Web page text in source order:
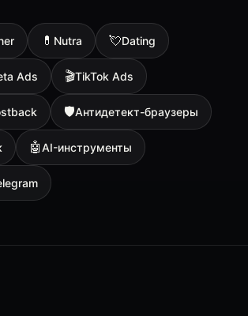
💊 Nutra 💘Dating
Ads 🎬TikTok Ads
🛡Антидетект-браузеры
🤖AI-инструменты